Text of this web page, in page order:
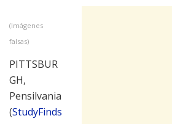
(Imágenes
falsas)
PITTSBUR
GH,
Pensilvania
(StudyFinds